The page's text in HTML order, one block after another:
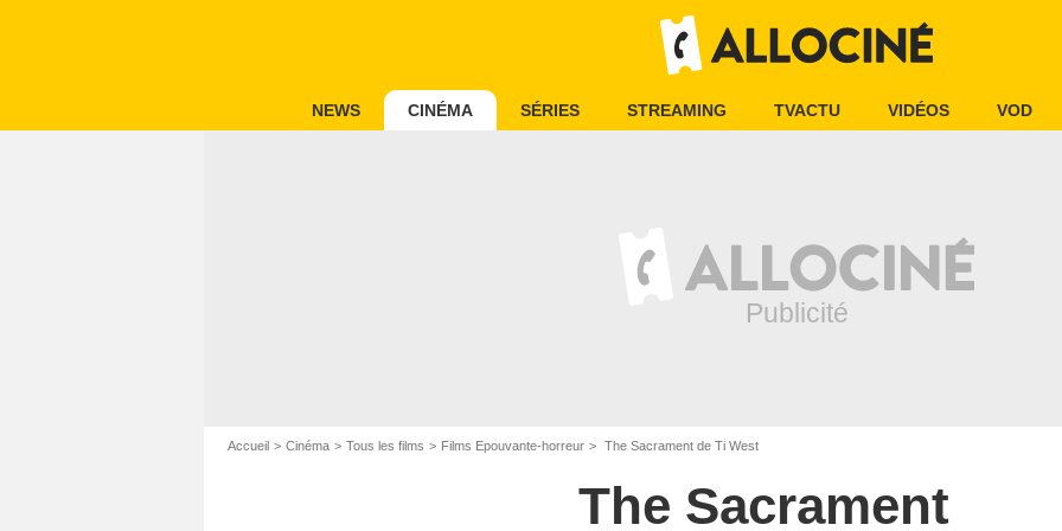
NEWS CINÉMA SÉRIES STREAMING TVACTU VIDÉOS VOD
Accueil Cinéma Tous les films Films Epouvante-horreur The Sacrament de Ti West
The Sacrament